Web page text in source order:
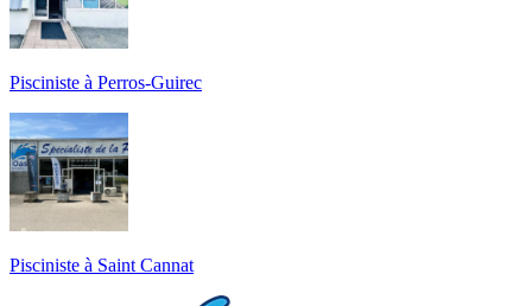
Pisciniste à Perros-Guirec
Pisciniste à Saint Cannat